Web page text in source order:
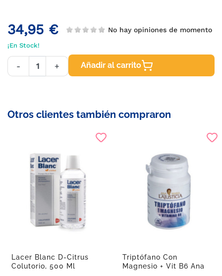
34,95 € No hay opiniones de momento
¡En Stock!
- + Añadir al carrito
Otros clientes también compraron
Lacer Blanc D-Citrus
Colutorio, 500 Ml
Triptófano Con
Magnesio + Vit B6 Ana